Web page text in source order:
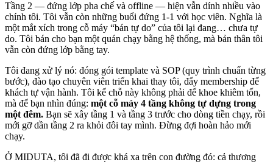
Tầng 2 — đứng lớp pha chế và offline — hiện vẫn dính nhiều vào
chính tôi. Tôi vẫn còn những buổi đứng 1-1 với học viên. Nghĩa là
một mắt xích trong cỗ máy “bán tự do” của tôi lại đang… chưa tự
do. Tôi bán cho bạn một quán chạy bằng hệ thống, mà bản thân tôi
vẫn còn đứng lớp bằng tay.
Tôi đang xử lý nó: đóng gói template và SOP (quy trình chuẩn từng
bước), đào tạo chuyên viên triển khai thay tôi, đẩy membership để
khách tự vận hành. Tôi kể chỗ này không phải để khoe khiêm tốn,
mà để bạn nhìn đúng: một cỗ máy 4 tầng không tự dựng trong
một đêm. Bạn sẽ xây tầng 1 và tầng 3 trước cho dòng tiền chạy, rồi
mới gỡ dần tầng 2 ra khỏi đôi tay mình. Đừng đợi hoàn hảo mới
chạy.
Ở MIDUTA, tôi đã đi được khá xa trên con đường đó: cả thương